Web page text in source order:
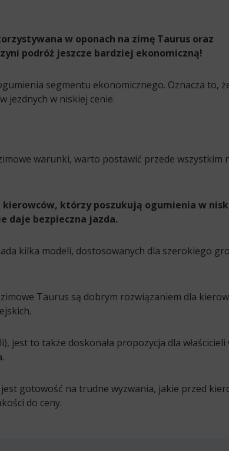
w oponach na zimę Taurus oraz
podróż jeszcze bardziej ekonomiczną!
segmentu ekonomicznego. Oznacza to,
jezdnych w niskiej cenie.
warunki, warto postawić przede wszystkim
którzy poszukują ogumienia w
daje bezpieczna jazda.
kilka modeli, dostosowanych dla szerokiego
Taurus są dobrym rozwiązaniem dla
jest to także doskonała propozycja dla właścicieli
gotowość na trudne wyzwania, jakie przed
do ceny.